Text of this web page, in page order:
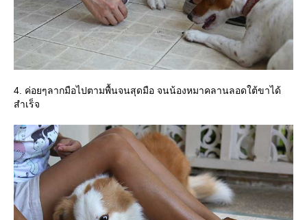
4. ค่อยๆลากมือไปตามพื้นจนสุดมือ จนน้องหมาคลานลอดใต้ขาได้
สำเร็จ